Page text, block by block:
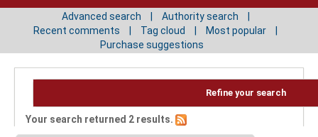
Advanced search
Authority search
Recent comments
Tag cloud
Most popular
Purchase suggestions
Refine your search
Your search returned 2 results.